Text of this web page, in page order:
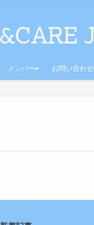
メンバー お問い合わせ